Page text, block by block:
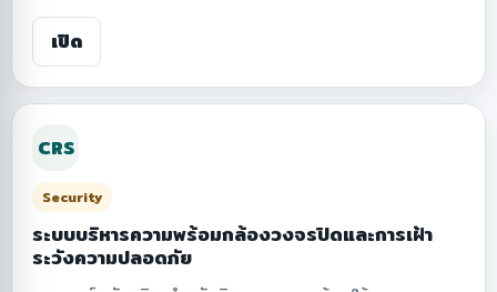
และรายวัน พร้อมเปรียบเทียบประเภทยานพาหนะ เช่น
รถยนต์ รถจักรยานยนต์ รถไฟฟ้า และอื่น ๆ รวมถึงสรุป
จำนวนแยกตามรหัสประตูและโซนพื้นที่ เพื่อสนับสนุนการ
บริหารจัดการจราจร ความปลอดภัย และการวางแผนพื้นที่
เปิด
CRS
Security
ระบบบริหารความพร้อมกล้องวงจรปิดและการเฝ้า
ระวังความปลอดภัย